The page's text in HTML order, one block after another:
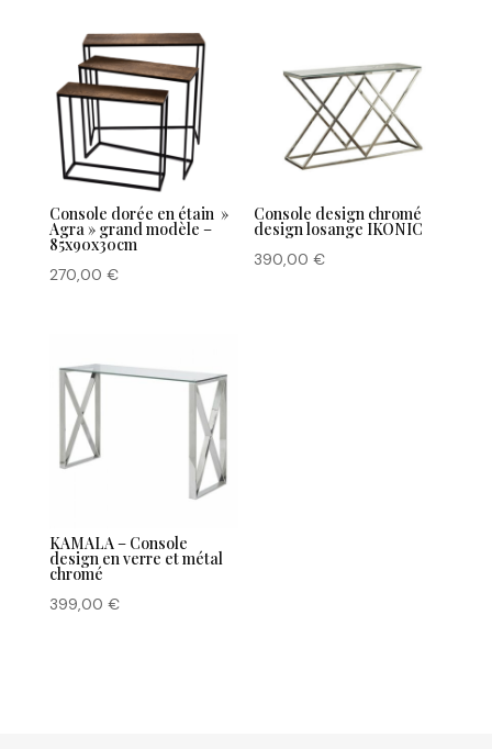
Console dorée en étain »
Agra » grand modèle –
85x90x30cm
270,00 €
Console design chromé
design losange IKONIC
390,00€
KAMALA – Console
design en verre et métal
chromé
399,00 €